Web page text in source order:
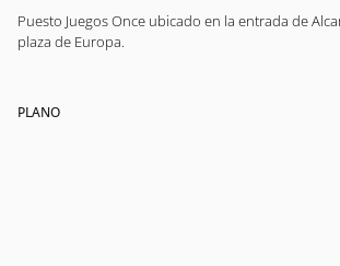
Puesto Juegos Once ubicado en la entrada de
plaza de Europa.
PLANO